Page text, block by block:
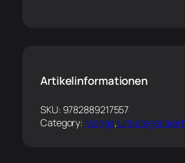
Artikelinformationen
SKU: 9782889217557
Category: Manga, Unkategorisiert